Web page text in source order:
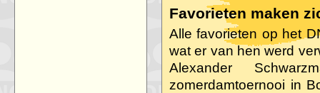
Favorieten maken
Alle favorieten op het
wat er van hen werd
Alexander
zomerdamtoernooi in